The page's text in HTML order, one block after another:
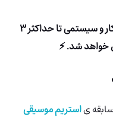
⚡ ردیم کد این اشتراک به صورت خودکار و سیستمی تا حداکثر 3
خواهد شد. ⚡
استریم موسیقی